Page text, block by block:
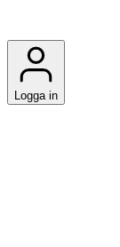
Logga in